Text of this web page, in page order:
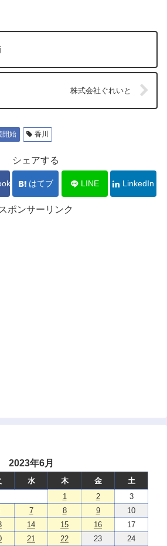
株式会社ぐれいと
開始 香川
シェアする
はてブ LINE LinkedIn
ポンサーリンク
2023年6月
水 木 金
土
1
2
3
7 8 9
10
14 15 16
17
21 22 23
24